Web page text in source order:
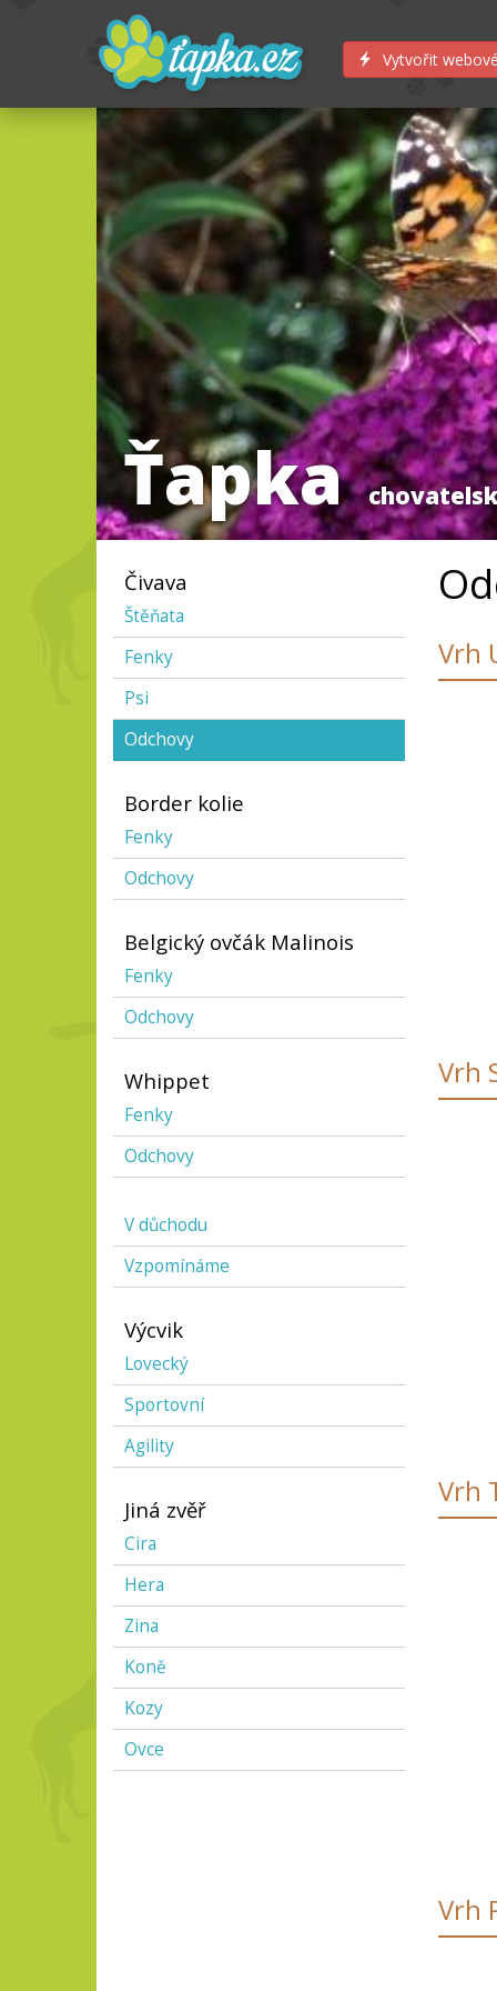
Vytvořit
Ťapka
Čivava
Štěňata
Fenky
Psi
Odchovy
Border kolie
Fenky
Odchovy
Belgický ovčák Malinois
Fenky
Odchovy
Whippet
Fenky
Odchovy
V důchodu
Vzpomínáme
Výcvik
Lovecký
Sportovní
Agility
Jiná zvěř
Cira
Hera
Zina
Koně
Kozy
Ovce
Vrh
Vrh
Vrh
Vrh